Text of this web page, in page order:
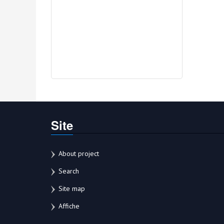
Site
About project
Search
Site map
Affiche